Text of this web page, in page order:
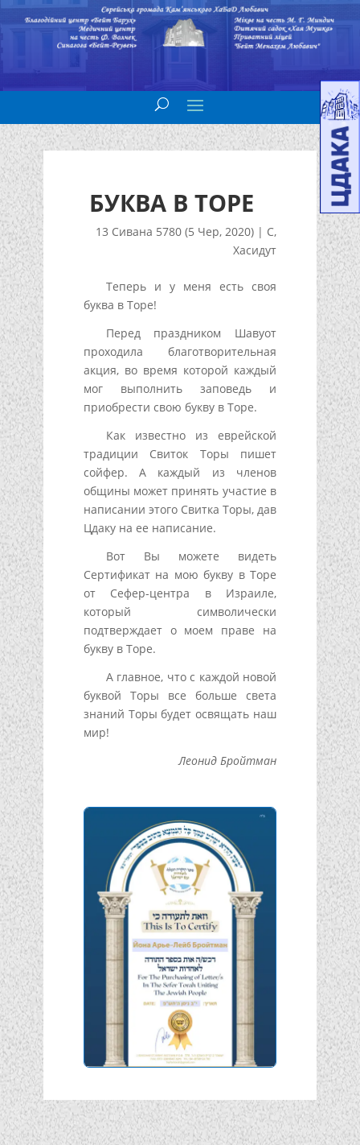
БУКВА В ТОРЕ
13 Сивана 5780 (5 Чер, 2020) | С,
Хасидут
Теперь и у меня есть своя
буква в Торе!
Перед праздником Шавуот
проходила благотворительная
акция, во время которой каждый
мог выполнить заповедь и
приобрести свою букву в Торе.
Как известно из еврейской
традиции Свиток Торы пишет
сойфер. А каждый из членов
общины может принять участие в
написании этого Свитка Торы, дав
Цдаку на ее написание.
Вот Вы можете видеть
Сертификат на мою букву в Торе
от Сефер-центра в Израиле,
который символически
подтверждает о моем праве на
букву в Торе.
А главное, что с каждой новой
буквой Торы все больше света
знаний Торы будет освящать наш
мир!
Леонид Бройтман
Подписывайтесь!